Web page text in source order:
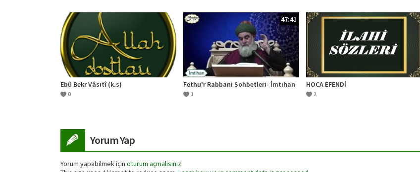
Ebû Bekr Vâsıtî (k.s)
0
47:41
Fethu’r Rabbani Sohbetleri- İmtihan
1
HOCA EFENDİ
2
Yorum Yap
Yorum yapabilmek için oturum açmalısınız.